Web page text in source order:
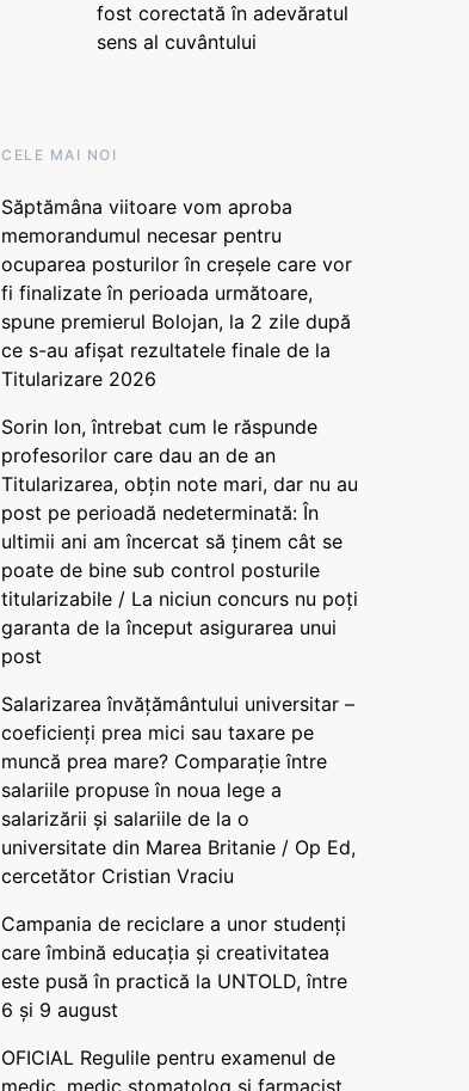
fost corectată în adevăratul
sens al cuvântului
CELE MAI NOI
Săptămâna viitoare vom aproba
memorandumul necesar pentru
ocuparea posturilor în creșele care vor
fi finalizate în perioada următoare,
spune premierul Bolojan, la 2 zile după
ce s-au afișat rezultatele finale de la
Titularizare 2026
Sorin Ion, întrebat cum le răspunde
profesorilor care dau an de an
Titularizarea, obțin note mari, dar nu au
post pe perioadă nedeterminată: În
ultimii ani am încercat să ținem cât se
poate de bine sub control posturile
titularizabile / La niciun concurs nu poți
garanta de la început asigurarea unui
post
Salarizarea învățământului universitar –
coeficienți prea mici sau taxare pe
muncă prea mare? Comparație între
salariile propuse în noua lege a
salarizării și salariile de la o
universitate din Marea Britanie / Op Ed,
cercetător Cristian Vraciu
Campania de reciclare a unor studenți
care îmbină educația și creativitatea
este pusă în practică la UNTOLD, între
6 și 9 august
OFICIAL Regulile pentru examenul de
medic, medic stomatolog și farmacist